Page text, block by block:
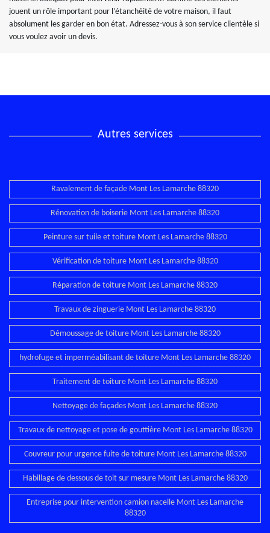
jouent un rôle important pour l’étanchéité de votre maison, il faut
absolument les garder en bon état. Adressez-vous à son service clientèle si
vous voulez avoir un devis.
Autres services
Ravalement de façade Mont Les Lamarche 88320
Rénovation de boiserie Mont Les Lamarche 88320
Peinture sur tuile et toiture Mont Les Lamarche 88320
Vérification de toiture Mont Les Lamarche 88320
Réparation de toiture Mont Les Lamarche 88320
Travaux de zinguerie Mont Les Lamarche 88320
Démoussage de toiture Mont Les Lamarche 88320
hydrofuge et imperméabilisant de toiture Mont Les Lamarche 88320
Traitement de toiture Mont Les Lamarche 88320
Nettoyage de façades Mont Les Lamarche 88320
Travaux de nettoyage et pose de gouttière Mont Les Lamarche 88320
Couvreur pour urgence fuite de toiture Mont Les Lamarche 88320
Habillage de dessous de toit sur mesure Mont Les Lamarche 88320
Entreprise pour intervention camion nacelle Mont Les Lamarche
88320